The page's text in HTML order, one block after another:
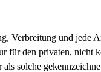
Verbreitung und jede
für den privaten, nicht
solche